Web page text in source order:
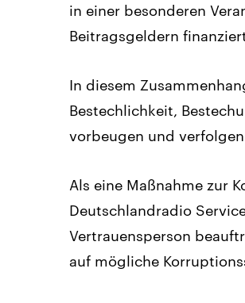
in einer besonderen
Beitragsgeldern
In diesem
Bestechlichkeit,
vorbeugen und
Als eine Maßnahme zur
Deutschlandradio
Vertrauensperson
auf mögliche